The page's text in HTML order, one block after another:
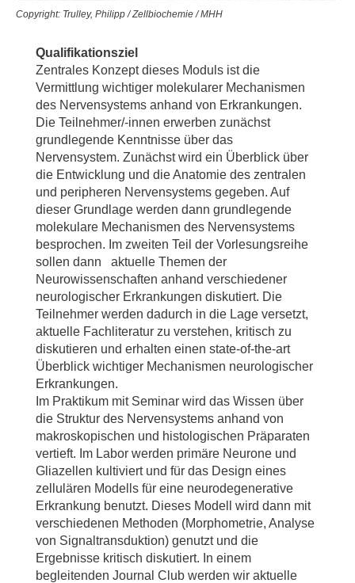
Copyright: Trulley, Philipp / Zellbiochemie / MHH
Qualifikationsziel
Zentrales Konzept dieses Moduls ist die
Vermittlung wichtiger molekularer Mechanismen
des Nervensystems anhand von Erkrankungen.
Die Teilnehmer/-innen erwerben zunächst
grundlegende Kenntnisse über das
Nervensystem. Zunächst wird ein Überblick über
die Entwicklung und die Anatomie des zentralen
und peripheren Nervensystems gegeben. Auf
dieser Grundlage werden dann grundlegende
molekulare Mechanismen des Nervensystems
besprochen. Im zweiten Teil der Vorlesungsreihe
sollen dann aktuelle Themen der
Neurowissenschaften anhand verschiedener
neurologischer Erkrankungen diskutiert. Die
Teilnehmer werden dadurch in die Lage versetzt,
aktuelle Fachliteratur zu verstehen, kritisch zu
diskutieren und erhalten einen state-of-the-art
Überblick wichtiger Mechanismen neurologischer
Erkrankungen.
Im Praktikum mit Seminar wird das Wissen über
die Struktur des Nervensystems anhand von
makroskopischen und histologischen Präparaten
vertieft. Im Labor werden primäre Neurone und
Gliazellen kultiviert und für das Design eines
zellulären Modells für eine neurodegenerative
Erkrankung benutzt. Dieses Modell wird dann mit
verschiedenen Methoden (Morphometrie, Analyse
von Signaltransduktion) genutzt und die
Ergebnisse kritisch diskutiert. In einem
begleitenden Journal Club werden wir aktuelle